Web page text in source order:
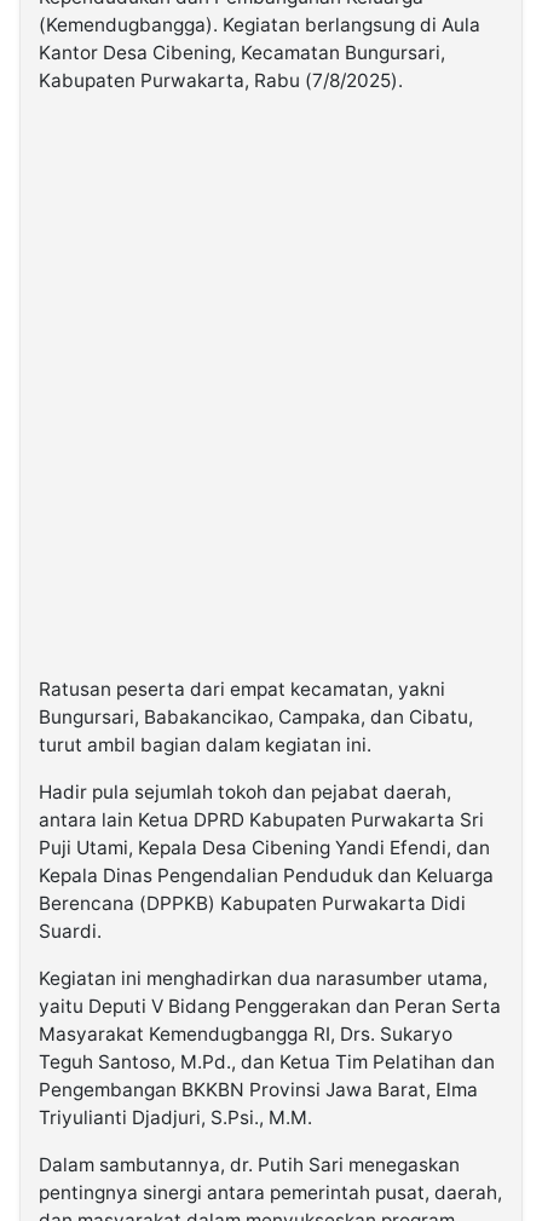
Kabarbaru
Media
(Kemendugbangga). Kegiatan berlangsung di Aula
Kantor Desa Cibening, Kecamatan Bungursari,
Kabupaten Purwakarta, Rabu (7/8/2025).
Ratusan peserta dari empat kecamatan, yakni
Bungursari, Babakancikao, Campaka, dan Cibatu,
turut ambil bagian dalam kegiatan ini.
Hadir pula sejumlah tokoh dan pejabat daerah,
antara lain Ketua DPRD Kabupaten Purwakarta Sri
Puji Utami, Kepala Desa Cibening Yandi Efendi, dan
Kepala Dinas Pengendalian Penduduk dan Keluarga
Berencana (DPPKB) Kabupaten Purwakarta Didi
Suardi.
Kegiatan ini menghadirkan dua narasumber utama,
yaitu Deputi V Bidang Penggerakan dan Peran Serta
Masyarakat Kemendugbangga RI, Drs. Sukaryo
Teguh Santoso, M.Pd., dan Ketua Tim Pelatihan dan
Pengembangan BKKBN Provinsi Jawa Barat, Elma
Triyulianti Djadjuri, S.Psi., M.M.
Dalam sambutannya, dr. Putih Sari menegaskan
pentingnya sinergi antara pemerintah pusat, daerah,